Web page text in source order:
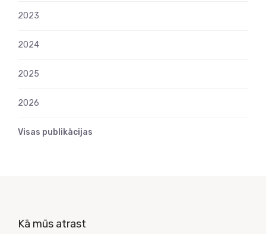
2023
2024
2025
2026
Visas publikācijas
Kā mūs atrast